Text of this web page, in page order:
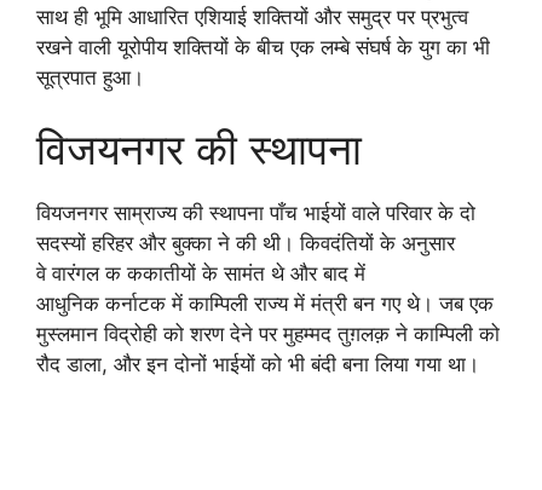
साथ ही भूमि आधारित एशियाई शक्तियों और समुद्र पर प्रभुत्व
रखने वाली यूरोपीय शक्तियों के बीच एक लम्बे संघर्ष के युग का भी
सूत्रपात हुआ।
विजयनगर की स्थापना
वियजनगर साम्राज्य की स्थापना पाँच भाईयों वाले परिवार के दो
सदस्यों हरिहर और बुक्का ने की थी। किवदंतियों के अनुसार
वे वारंगल क ककातीयों के सामंत थे और बाद में
आधुनिक कर्नाटक में काम्पिली राज्य में मंत्री बन गए थे। जब एक
मुस्लमान विद्रोही को शरण देने पर मुहम्मद तुग़लक़ ने काम्पिली को
रौद डाला, और इन दोनों भाईयों को भी बंदी बना लिया गया था।